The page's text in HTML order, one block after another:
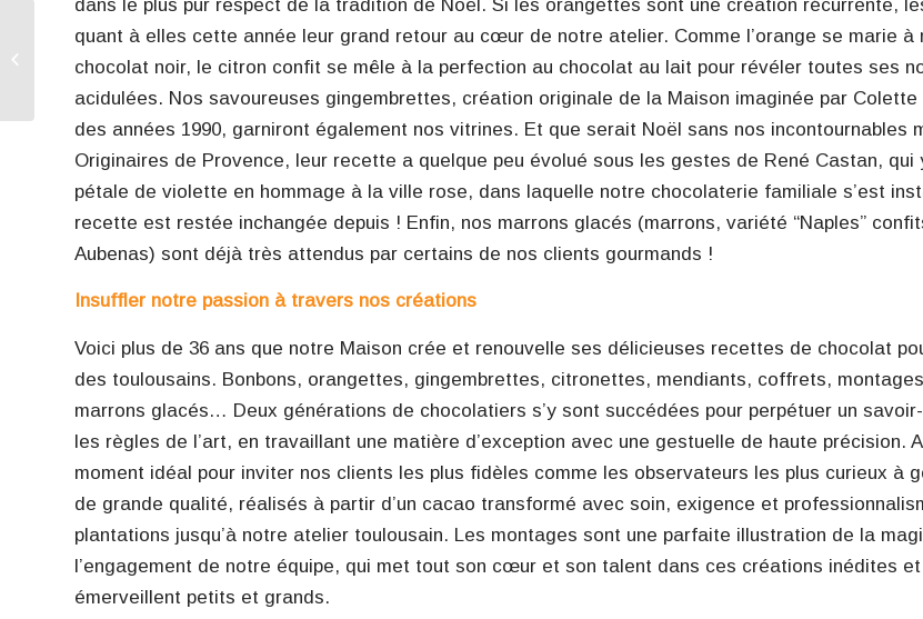
dans le plus pur respect de la tradition de Noël. Si les orangettes sont une création récurrente,
quant à elles cette année leur grand retour au cœur de notre atelier. Comme l’orange se marie à
chocolat noir, le citron confit se mêle à la perfection au chocolat au lait pour révéler toutes ses
acidulées. Nos savoureuses gingembrettes, création originale de la Maison imaginée par
des années 1990, garniront également nos vitrines. Et que serait Noël sans nos incontournables
Originaires de Provence, leur recette a quelque peu évolué sous les gestes de René Castan, qui
pétale de violette en hommage à la ville rose, dans laquelle notre chocolaterie familiale s’est
recette est restée inchangée depuis ! Enfin, nos marrons glacés (marrons, variété “Naples”
Aubenas) sont déjà très attendus par certains de nos clients gourmands !
Insuffler notre passion à travers nos créations
Voici plus de 36 ans que notre Maison crée et renouvelle ses délicieuses recettes de chocolat
des toulousains. Bonbons, orangettes, gingembrettes, citronettes, mendiants, coffrets,
marrons glacés… Deux générations de chocolatiers s’y sont succédées pour perpétuer un
les règles de l’art, en travaillant une matière d’exception avec une gestuelle de haute précision.
moment idéal pour inviter nos clients les plus fidèles comme les observateurs les plus curieux à
de grande qualité, réalisés à partir d’un cacao transformé avec soin, exigence et
plantations jusqu’à notre atelier toulousain. Les montages sont une parfaite illustration de la
l’engagement de notre équipe, qui met tout son cœur et son talent dans ces créations inédites
émerveillent petits et grands.
Nos horaires
d’ouverture détaillés de